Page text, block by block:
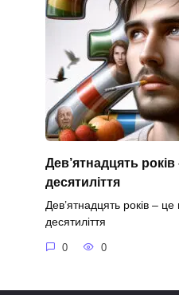
Дев’ятнадцять
десятиліття
Дев’ятнадцять років –
десятиліття
0 0